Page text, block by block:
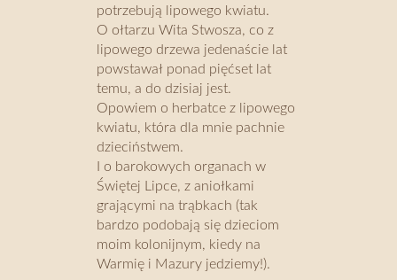
potrzebują lipowego kwiatu.
O ołtarzu Wita Stwosza, co z
lipowego drzewa jedenaście lat
powstawał ponad pięćset lat
temu, a do dzisiaj jest.
Opowiem o herbatce z lipowego
kwiatu, która dla mnie pachnie
dzieciństwem.
I o barokowych organach w
Świętej Lipce, z aniołkami
grającymi na trąbkach (tak
bardzo podobają się dzieciom
moim kolonijnym, kiedy na
Warmię i Mazury jedziemy!).